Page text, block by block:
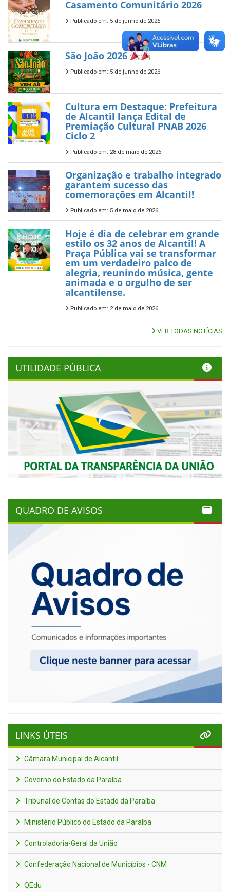
Casamento Comunitário 2026
Publicado em: 5 de junho de 2026
São João 2026
Publicado em: 5 de junho de 2026
Cultura em Destaque: Prefeitura
de Alcantil lança Edital de
Premiação Cultural PNAB 2026
Ciclo 2
Publicado em: 28 de maio de 2026
Organização e trabalho integrado
garantem sucesso das
comemorações em Alcantil!
Publicado em: 5 de maio de 2026
Hoje é dia de celebrar em grande
estilo os 32 anos de Alcantil! A
Praça Pública vai se transformar
em um verdadeiro palco de
alegria, reunindo música, gente
animada e o orgulho de ser
alcantilense.
Publicado em: 2 de maio de 2026
VER TODAS NOTÍCIAS
UTILIDADE PÚBLICA
Previous Next
QUADRO DE AVISOS
LINKS ÚTEIS
Câmara Municipal de Alcantil
Governo do Estado da Paraíba
Tribunal de Contas do Estado da Paraíba
Ministério Público do Estado da Paraíba
Controladoria-Geral da União
Confederação Nacional de Municípios - CNM
QEdu